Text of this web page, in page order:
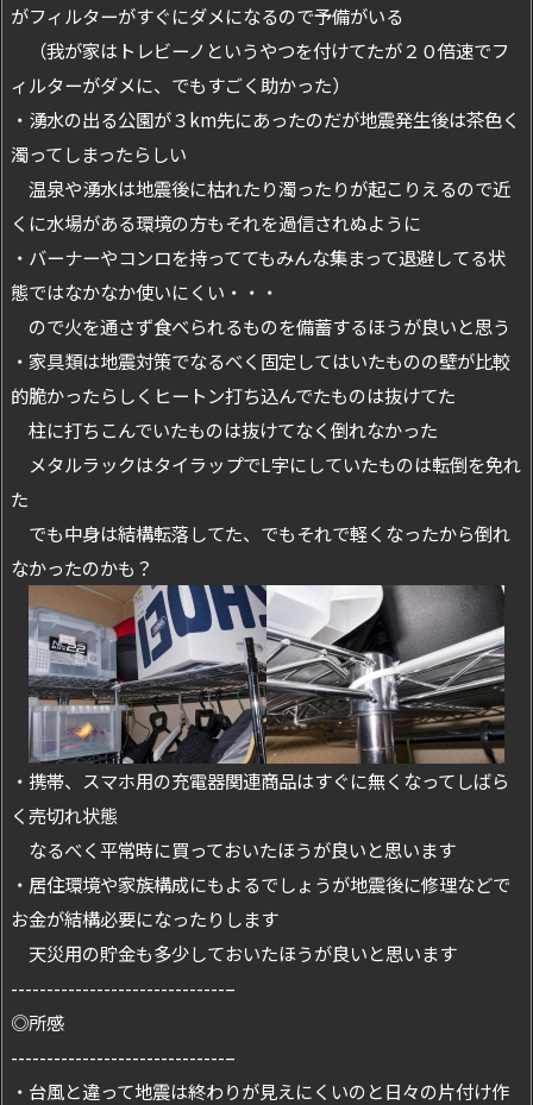
がフィルターがすぐにダメになるので予備がいる
（我が家はトレビーノというやつを付けてたが２０倍速でフ
ィルターがダメに、でもすごく助かった）
・湧水の出る公園が３km先にあったのだが地震発生後は茶色く
濁ってしまったらしい
温泉や湧水は地震後に枯れたり濁ったりが起こりえるので近
くに水場がある環境の方もそれを過信されぬように
・バーナーやコンロを持っててもみんな集まって退避してる状
態ではなかなか使いにくい・・・
ので火を通さず食べられるものを備蓄するほうが良いと思う
・家具類は地震対策でなるべく固定してはいたものの壁が比較
的脆かったらしくヒートン打ち込んでたものは抜けてた
柱に打ちこんでいたものは抜けてなく倒れなかった
メタルラックはタイラップでL字にしていたものは転倒を免れ
た
でも中身は結構転落してた、でもそれで軽くなったから倒れ
なかったのかも？
・携帯、スマホ用の充電器関連商品はすぐに無くなってしばら
く売切れ状態
なるべく平常時に買っておいたほうが良いと思います
・居住環境や家族構成にもよるでしょうが地震後に修理などで
お金が結構必要になったりします
天災用の貯金も多少しておいたほうが良いと思います
------------------------------–
◎所感
------------------------------–
・台風と違って地震は終わりが見えにくいのと日々の片付け作